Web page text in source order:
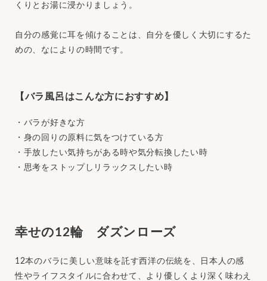
くりとお湯に浸かりましょう。
自分の感覚に耳を傾けることは、自分を優しく大切にするた
めの、なによりの時間です。
【バラ風呂はこんな方におすすめ】
・バラが好きな方
・身の回りの原料に気をつけている方
・手放したい気持ちがある時や気分転換したい時
・思考をストップしリラックスしたい時
幸せの12輪 ダズンローズ
12本のバラに美しい意味を託す西洋の伝統を、日本人の感
性やライフスタイルに合わせて、より優しくより深く味わえ